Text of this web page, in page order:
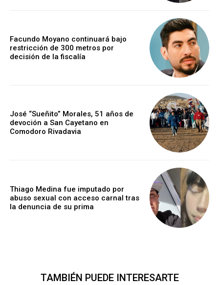
Facundo Moyano continuará bajo
restricción de 300 metros por
decisión de la fiscalía
José “Sueñito” Morales, 51 años de
devoción a San Cayetano en
Comodoro Rivadavia
Thiago Medina fue imputado por
abuso sexual con acceso carnal tras
la denuncia de su prima
TAMBIÉN PUEDE INTERESARTE